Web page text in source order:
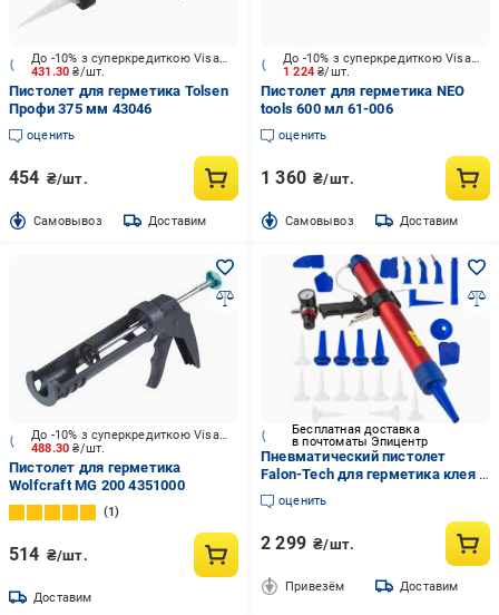
431.30₴/шт.
До -10% з суперкредиткою Visa Вигода
Пистолет для герметика Tolsen
Профи 375 мм 43046
оценить
454 ₴/шт.
Cамовывоз Доставим
1 224₴/шт.
До -10% з суперкредиткою Visa Вигода
Пистолет для герметика NEO
tools 600 мл 61-006
оценить
1 360 ₴/шт.
Cамовывоз Доставим
488.30₴/шт.
До -10% з суперкредиткою Visa Вигода
Пистолет для герметика
Wolfcraft MG 200 4351000
1
514 ₴/шт.
Доставим
Бесплатная доставка
в почтоматы Эпицентр
Пневматический пистолет
Falon-Tech для герметика клея и
силикона 600 мл (FT3315)
оценить
2 299 ₴/шт.
Привезём Доставим